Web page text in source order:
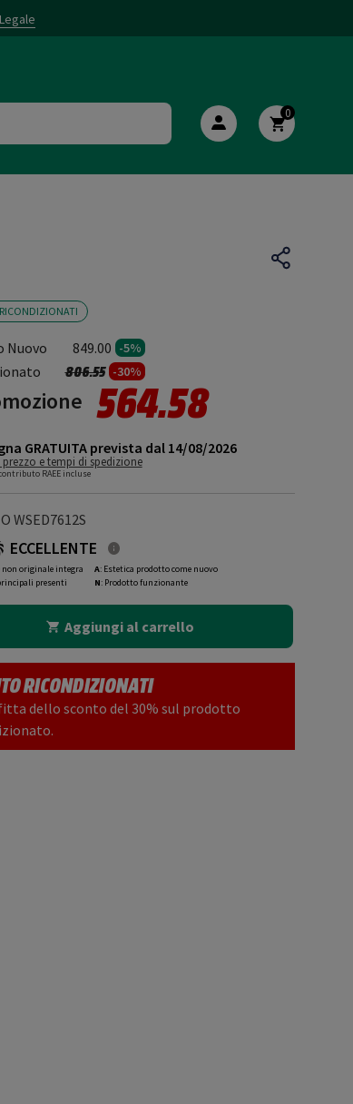
0
Nuovo 849.00 -5%
Prezzo ridotto da
806.55a-30%
564.58
GRATUITA prevista dal 14/08/2026
prezzo e tempi di spedizione
contributo RAEE incluse
WSED7612S
ECCELLENTE
non originale integra
presenti
A: Estetica prodotto come nuovo
N: Prodotto funzionante
Aggiungi al carrello
RICONDIZIONATI
dello sconto del 30% sul prodotto